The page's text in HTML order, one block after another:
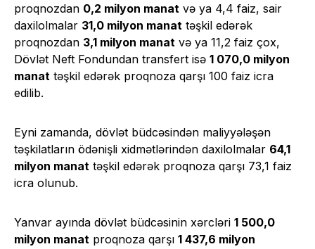
proqnozdan 0,2 milyon manat və ya 4,4 faiz, sair
daxilolmalar 31,0 milyon manat təşkil edərək
proqnozdan 3,1 milyon manat və ya 11,2 faiz çox,
Dövlət Neft Fondundan transfert isə 1 070,0 milyon
manat təşkil edərək proqnoza qarşı 100 faiz icra
edilib.
Eyni zamanda, dövlət büdcəsindən maliyyələşən
təşkilatların ödənişli xidmətlərindən daxilolmalar 64,1
milyon manat təşkil edərək proqnoza qarşı 73,1 faiz
icra olunub.
Yanvar ayında dövlət büdcəsinin xərcləri 1 500,0
milyon manat proqnoza qarşı 1 437,6 milyon